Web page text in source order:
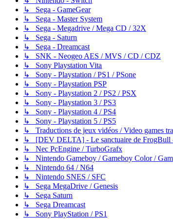
↳ Sega - GameGear
↳ Sega - Master System
↳ Sega - Megadrive / Mega CD / 32X
↳ Sega - Saturn
↳ Sega - Dreamcast
↳ SNK - Neogeo AES / MVS / CD / CDZ
↳ Sony Playstation Vita
↳ Sony - Playstation / PS1 / PSone
↳ Sony - Playstation PSP
↳ Sony - Playstation 2 / PS2 / PSX
↳ Sony - Playstation 3 / PS3
↳ Sony - Playstation 4 / PS4
↳ Sony - Playstation 5 / PS5
↳ Traductions de jeux vidéos / Video games
↳ [DEV DELTA] - Le sanctuaire de FrogBull
↳ Nec PcEngine / TurboGrafx
↳ Nintendo Gameboy / Gameboy Color /
↳ Nintendo 64 / N64
↳ Nintendo SNES / SFC
↳ Sega MegaDrive / Genesis
↳ Sega Saturn
↳ Sega Dreamcast
↳ Sony PlayStation / PS1